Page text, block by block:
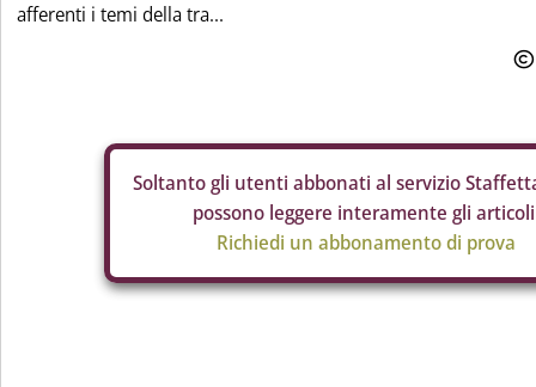
afferenti i temi della tra...
Soltanto gli utenti abbonati al servizio
possono leggere interamente gli
Richiedi un abbonamento di prova